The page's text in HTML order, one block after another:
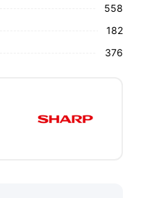
և համպատասխանում է
558
182
376